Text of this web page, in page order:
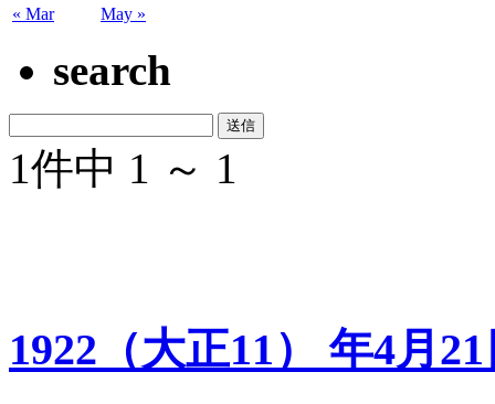
« Mar May »
search
1件中 1 ～ 1
1922（大正11） 年4月